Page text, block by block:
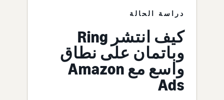
دراسة الحالة
كيف انتشر Ring
وباتمان على نطاق
واسع مع Amazon
Ads